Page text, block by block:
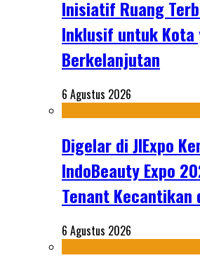
Inisiatif Ruang
Inklusif untuk Kota
Berkelanjutan
6 Agustus 2026
Digelar di JIExpo
IndoBeauty Expo
Tenant Kecantikan
6 Agustus 2026